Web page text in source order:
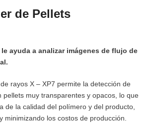
de Pellets
ayuda a analizar imágenes de flujo de
rayos X – XP7 permite la detección de
pellets muy transparentes y opacos, lo que
de la calidad del polímero y del producto,
minimizando los costos de producción.